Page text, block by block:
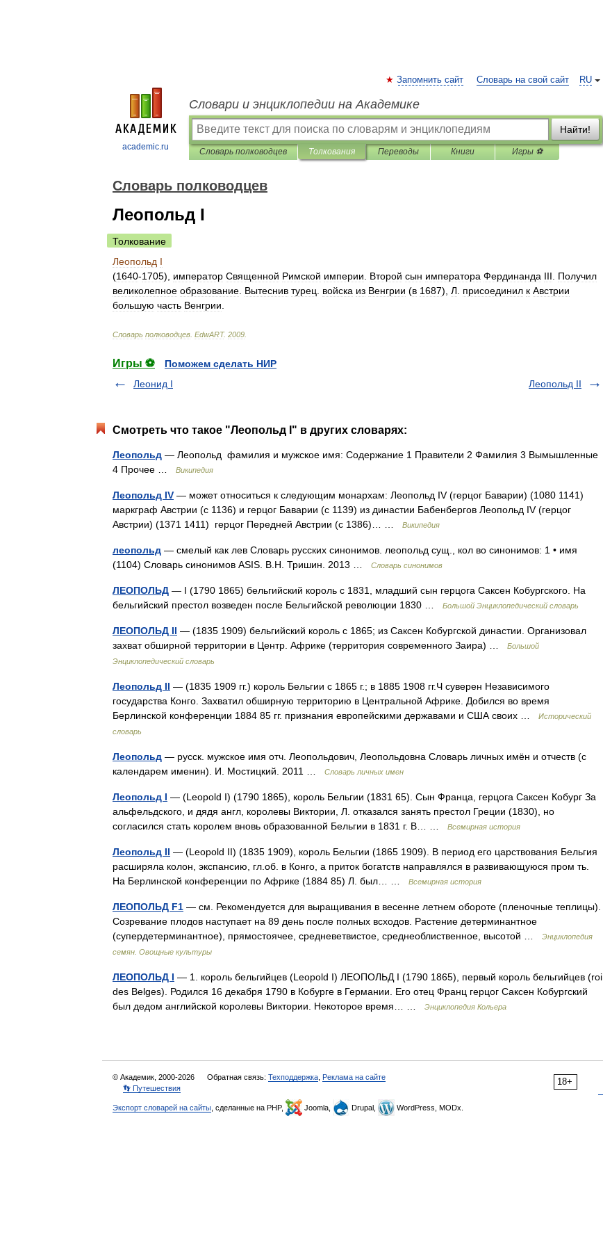
academic.ru
RU
Запомнить сайт Словарь на свой сайт
Словари и энциклопедии на Академике
Найти!
Словарь полководцев Толкования Переводы Книги Игры ⚽
Словарь полководцев
Леопольд I
Толкование
Леопольд I
(1640-1705), император Священной Римской империи Второй сын императора Фердинанда III
Получил
великолепное образование Вытеснив турец войска из Венгрии (в 1687), Л присоединил к Австрии
большую часть Венгрии
Словарь полководцев EdwART. 2009
Игры ⚽
Поможем сделать НИР
Леонид I
Леопольд II
Смотреть что такое "Леопольд I" в других словарях:
Леопольд — Леопольд фамилия и мужское имя: Содержание 1 Правители 2 Фамилия 3 Вымышленные
4 Прочее …
Википедия
Леопольд IV — может относиться к следующим монархам: Леопольд IV (герцог Баварии) (1080 1141)
маркграф Австрии (c 1136) и герцог Баварии (с 1139) из династии Бабенбергов Леопольд IV (герцог
Австрии) (1371 1411) герцог Передней Австрии (c 1386)… …
Википедия
леопольд — смелый как лев Словарь русских синонимов. леопольд сущ., кол во синонимов: 1 • имя
(1104) Словарь синонимов ASIS. В.Н. Тришин. 2013 …
Словарь синонимов
ЛЕОПОЛЬД — I (1790 1865) бельгийский король с 1831, младший сын герцога Саксен Кобургского. На
бельгийский престол возведен после Бельгийской революции 1830 …
Большой Энциклопедический словарь
ЛЕОПОЛЬД II — (1835 1909) бельгийский король с 1865; из Саксен Кобургской династии. Организовал
захват обширной территории в Центр. Африке (территория современного Заира) …
Большой
Энциклопедический словарь
Леопольд II — (1835 1909 гг.) король Бельгии с 1865 г.; в 1885 1908 гг.Ч суверен Независимого
государства Конго. Захватил обширную территорию в Центральной Африке. Добился во время
Берлинской конференции 1884 85 гг. признания европейскими державами и США своих …
Исторический
словарь
Леопольд — русск. мужское имя отч. Леопольдович, Леопольдовна Словарь личных имён и отчеств (с
календарем именин). И. Мостицкий. 2011 …
Словарь личных имен
Леопольд I — (Leopold I) (1790 1865), король Бельгии (1831 65). Сын Франца, герцога Саксен Кобург За
альфельдского, и дядя англ, королевы Виктории, Л. отказался занять престол Греции (1830), но
согласился стать королем вновь образованной Бельгии в 1831 г. В… …
Всемирная история
Леопольд II — (Leopold II) (1835 1909), король Бельгии (1865 1909). В период его царствования Бельгия
расширяла колон, экспансию, гл.об. в Конго, а приток богатств направлялся в развивающуюся пром ть.
На Берлинской конференции по Африке (1884 85) Л. был… …
Всемирная история
ЛЕОПОЛЬД F1 — см. Рекомендуется для выращивания в весенне летнем обороте (пленочные теплицы).
Созревание плодов наступает на 89 день после полных всходов. Растение детерминантное
(супердетерминантное), прямостоячее, средневетвистое, среднеоблиственное, высотой …
Энциклопедия
семян. Овощные культуры
ЛЕОПОЛЬД I — 1. король бельгийцев (Leopold I) ЛЕОПОЛЬД I (1790 1865), первый король бельгийцев (roi
des Belges). Родился 16 декабря 1790 в Кобурге в Германии. Его отец Франц герцог Саксен Кобургский
был дедом английской королевы Виктории. Некоторое время… …
Энциклопедия Кольера
18+
© Академик, 2000-2026 Обратная связь: Техподдержка Реклама на сайте
👣 Путешествия
Экспорт словарей на сайты , сделанные на PHP, Joomla, Drupal, WordPress, MODx.